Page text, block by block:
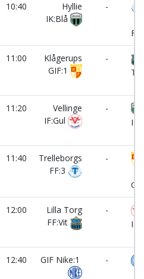
10:40
Hyllie
IK:Blå
-
11:00
Klågerups
GIF:1
-
11:20
Vellinge
IF:Gul
-
11:40
Trelleborgs
FF:3
-
12:00
Lilla Torg
FF:Vit
-
12:40 GIF Nike:1
-